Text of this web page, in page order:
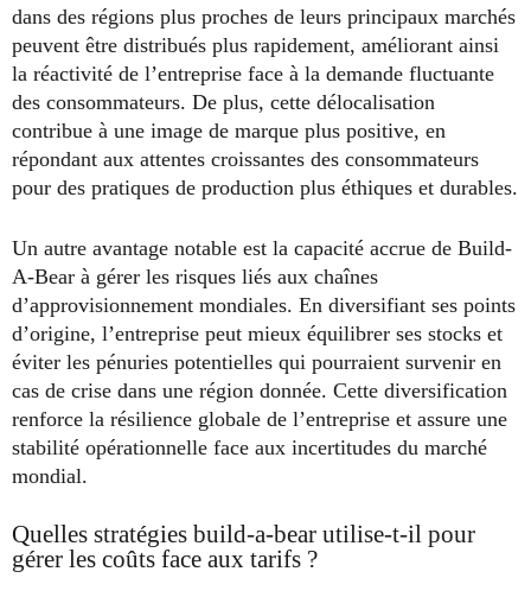
dans des régions plus proches de leurs principaux marchés
peuvent être distribués plus rapidement, améliorant ainsi
la réactivité de l’entreprise face à la demande fluctuante
des consommateurs. De plus, cette délocalisation
contribue à une image de marque plus positive, en
répondant aux attentes croissantes des consommateurs
pour des pratiques de production plus éthiques et durables.
Un autre avantage notable est la capacité accrue de Build-
A-Bear à gérer les risques liés aux chaînes
d’approvisionnement mondiales. En diversifiant ses points
d’origine, l’entreprise peut mieux équilibrer ses stocks et
éviter les pénuries potentielles qui pourraient survenir en
cas de crise dans une région donnée. Cette diversification
renforce la résilience globale de l’entreprise et assure une
stabilité opérationnelle face aux incertitudes du marché
mondial.
Quelles stratégies build-a-bear utilise-t-il pour
gérer les coûts face aux tarifs ?